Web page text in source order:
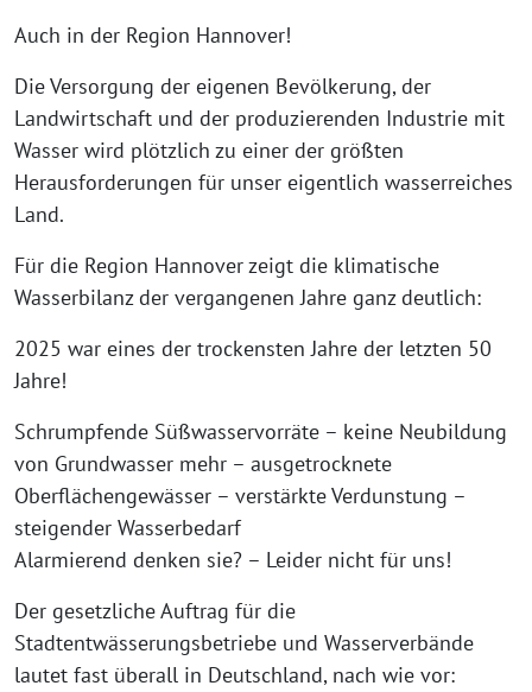
Auch in der Region Hannover!
Die Versorgung der eigenen Bevölkerung, der
Landwirtschaft und der produzierenden Industrie mit
Wasser wird plötzlich zu einer der größten
Herausforderungen für unser eigentlich wasserreiches
Land.
Für die Region Hannover zeigt die klimatische
Wasserbilanz der vergangenen Jahre ganz deutlich:
2025 war eines der trockensten Jahre der letzten 50
Jahre!
Schrumpfende Süßwasservorräte – keine Neubildung
von Grundwasser mehr – ausgetrocknete
Oberflächengewässer – verstärkte Verdunstung –
steigender Wasserbedarf
Alarmierend denken sie? – Leider nicht für uns!
Der gesetzliche Auftrag für die
Stadtentwässerungsbetriebe und Wasserverbände
lautet fast überall in Deutschland, nach wie vor: